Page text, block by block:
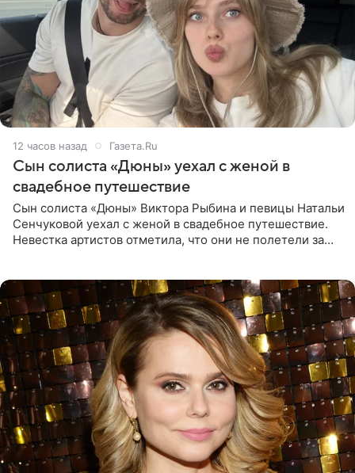
12 часов назад Газета.Ru
Сын солиста «Дюны» уехал с женой в
свадебное путешествие
Сын солиста «Дюны» Виктора Рыбина и певицы Натальи
Сенчуковой уехал с женой в свадебное путешествие.
Невестка артистов отметила, что они не полетели за